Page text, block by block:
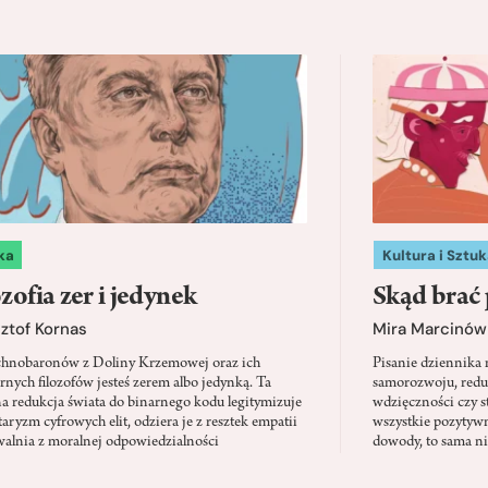
zer i jedynek
Kornas
z Doliny Krzemowej oraz ich
filozofów jesteś zerem albo jedynką. Ta
redukcja świata do binarnego kodu legitymizuje
cyfrowych elit, odziera je z resztek empatii
z moralnej odpowiedzialności
Kultura i
Skąd brać
Mira Marcinów
Pisanie dziennika
samorozwoju,
wdzięczności czy
wszystkie
dowody, to sama